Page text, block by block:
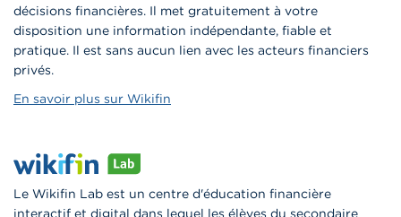
décisions financières. Il met gratuitement à votre
disposition une information indépendante, fiable et
pratique. Il est sans aucun lien avec les acteurs financiers
privés.
En savoir plus sur Wikifin
Le Wikifin Lab est un centre d'éducation financière
interactif et digital dans lequel les élèves du secondaire